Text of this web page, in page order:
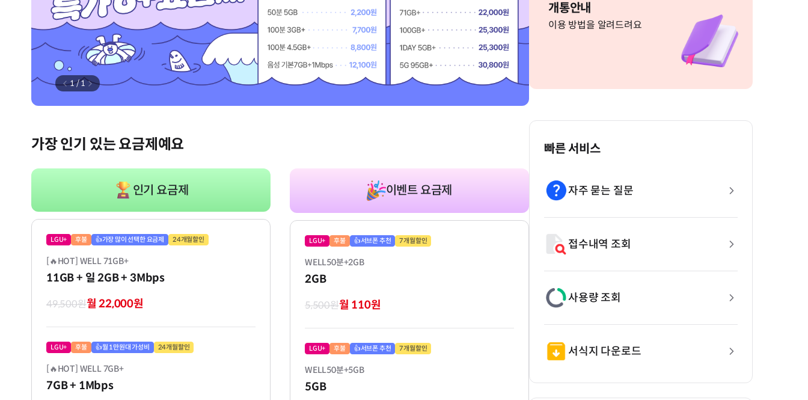
1/1
개통안내
이용 방법을 알려드려요
가장 인기 있는 요금제예요
인기 요금제
LGU+ 후불 👍가장 많이 선택한 요금제 24개월할인
[🔥HOT] WELL 71GB+
11GB+ 일 2GB+ 3Mbps
49,500원월 22,000원
LGU+ 후불 👍월 1만원대 가성비 24개월할인
[🔥HOT] WELL 7GB+
7GB+ 1Mbps
이벤트 요금제
LGU+ 후불 👍서브폰 추천 7개월할인
WELL50분+2GB
2GB
5,500원월 110원
LGU+ 후불 👍서브폰 추천 7개월할인
WELL50분+5GB
5GB
빠른 서비스
자주 묻는 질문
접수내역 조회
사용량 조회
서식지 다운로드